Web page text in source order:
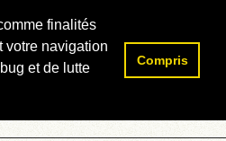
finalités
votre navigation
et de lutte
Compris
Rechercher :